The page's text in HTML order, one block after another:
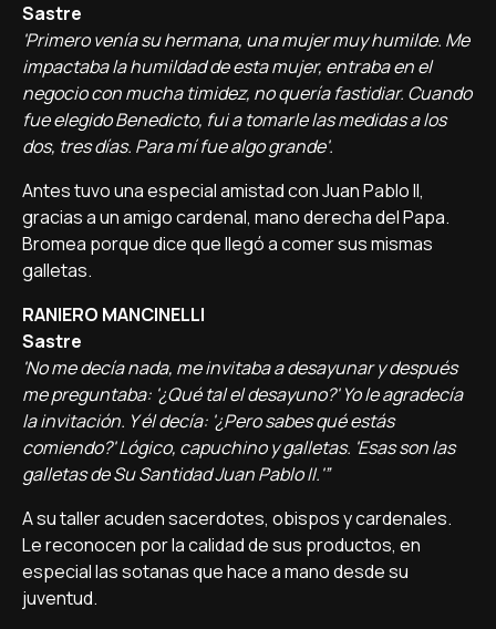
Sastre
'Primero venía su hermana, una mujer muy humilde. Me
impactaba la humildad de esta mujer, entraba en el
negocio con mucha timidez, no quería fastidiar. Cuando
fue elegido Benedicto, fui a tomarle las medidas a los
dos, tres días. Para mí fue algo grande'.
Antes tuvo una especial amistad con Juan Pablo II,
gracias a un amigo cardenal, mano derecha del Papa.
Bromea porque dice que llegó a comer sus mismas
galletas.
RANIERO MANCINELLI
Sastre
'No me decía nada, me invitaba a desayunar y después
me preguntaba: '¿Qué tal el desayuno?' Yo le agradecía
la invitación. Y él decía: '¿Pero sabes qué estás
comiendo?' Lógico, capuchino y galletas. 'Esas son las
galletas de Su Santidad Juan Pablo II.'”
A su taller acuden sacerdotes, obispos y cardenales.
Le reconocen por la calidad de sus productos, en
especial las sotanas que hace a mano desde su
juventud.